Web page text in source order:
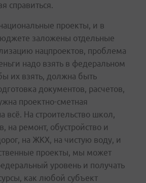
справиться.
проекты, и в
заложены отдельные
нацпроектов, проблема
надо взять в федеральном
их взять, должна быть
документов, расчетов,
проектно-сметная
всё. На строительство школ,
на ремонт, обустройство и
на ЖКХ, на чистую воду, и
проекты, мы может
уровень и получать
как любой субъект